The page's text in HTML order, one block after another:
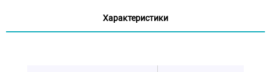
Характеристики